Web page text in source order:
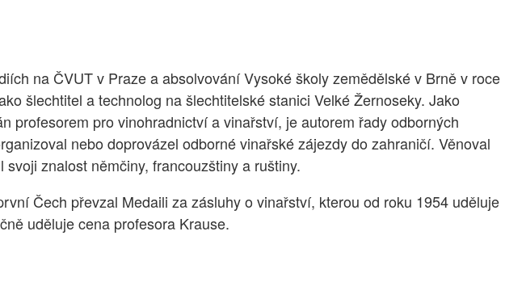
na ČVUT v Praze a absolvování Vysoké školy zemědělské v Brně v roce
šlechtitel a technolog na šlechtitelské stanici Velké Žernoseky. Jako
profesorem pro vinohradnictví a vinařství, je autorem řady odborných
nebo doprovázel odborné vinařské zájezdy do zahraničí. Věnoval
znalost němčiny, francouzštiny a ruštiny.
Čech převzal Medaili za zásluhy o vinařství, kterou od roku 1954 uděluje
uděluje cena profesora Krause.